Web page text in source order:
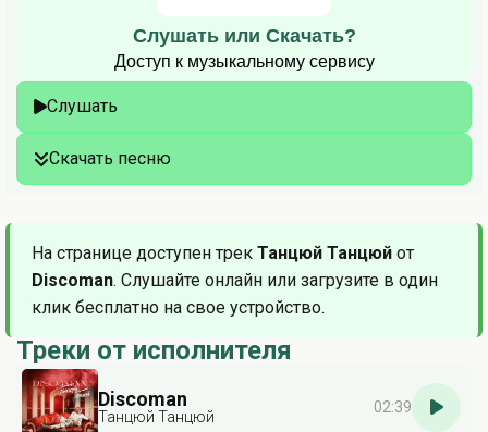
Слушать или Скачать?
Доступ к музыкальному сервису
Слушать
Скачать песню
На странице доступен трек Танцюй Танцюй от
Discoman. Слушайте онлайн или загрузите в один
клик бесплатно на свое устройство.
Треки от исполнителя
Discoman
Танцюй Танцюй
02:39